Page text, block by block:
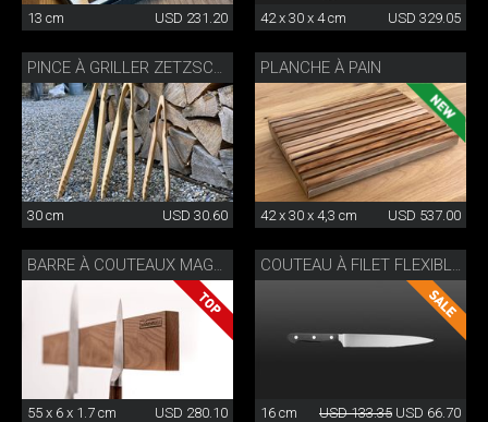
13 cm USD 231.20 42 x 30 x 4 cm USD 329.05
PINCE À GRILLER ZETZSCHE
30 cm USD 30.60
PLANCHE À PAIN
42 x 30 x 4,3 cm USD 537.00
55 x 6 x 1.7 cm USD 280.10 16 cm USD 133.35 USD 66.70